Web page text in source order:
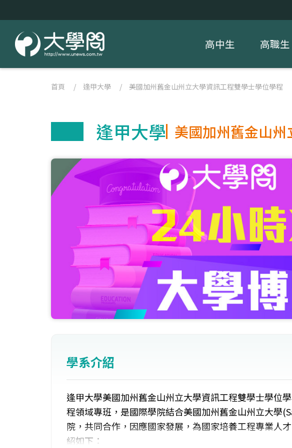
高中生 高職生
首頁 / 逢甲大學 / 美國加州舊金山州立大學資訊工程雙學士學位學程
逢甲大學 美國加州舊金山
學系介紹
逢甲大學美國加州舊金山州立大學資訊工程雙學士學位
程領域專班，是國際學院結合美國加州舊金山州立大學
院，共同合作，因應國家發展，為國家培養工程專業人
紹如下：